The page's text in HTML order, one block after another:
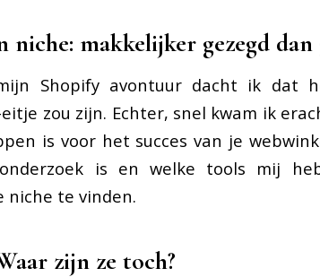
niche: makkelijker gezegd dan
Shopify avontuur dacht ik dat
zou zijn. Echter, snel kwam ik
is voor het succes van je
is en welke tools mij
te vinden.
zijn ze toch?